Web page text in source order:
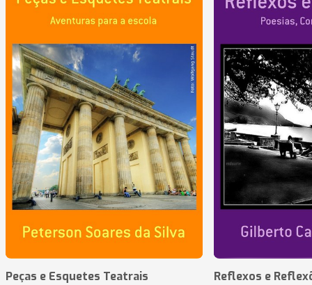
Peças e Esquetes Teatrais Reflexos e